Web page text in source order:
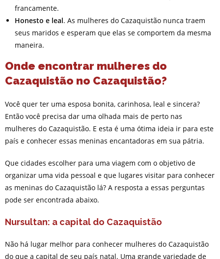
francamente.
Honesto e leal. As mulheres do Cazaquistão nunca traem
seus maridos e esperam que elas se comportem da mesma
maneira.
Onde encontrar mulheres do
Cazaquistão no Cazaquistão?
Você quer ter uma esposa bonita, carinhosa, leal e sincera?
Então você precisa dar uma olhada mais de perto nas
mulheres do Cazaquistão. E esta é uma ótima ideia ir para este
país e conhecer essas meninas encantadoras em sua pátria.
Que cidades escolher para uma viagem com o objetivo de
organizar uma vida pessoal e que lugares visitar para conhecer
as meninas do Cazaquistão lá? A resposta a essas perguntas
pode ser encontrada abaixo.
Nursultan: a capital do Cazaquistão
Não há lugar melhor para conhecer mulheres do Cazaquistão
do que a capital de seu país natal. Uma grande variedade de